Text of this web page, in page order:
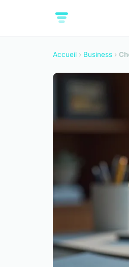
Accueil › Business ›